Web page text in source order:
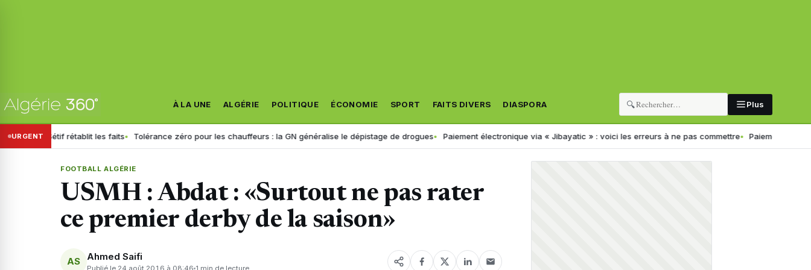
À LA UNE ALGÉRIE POLITIQUE ÉCONOMIE SPORT FAITS DIVERS DIASPORA 🔍 Plus
URGENT
de Sétif rétablit les faits Tolérance zéro pour les chauffeurs : la GN généralise le dépistage de drogues Paiement électronique via « Jibayatic » : voici les erreurs à ne pas commettre Paiement électronique
FOOTBALL ALGÉRIE
USMH : Abdat : «Surtout ne pas rater
ce premier derby de la saison»
AS Ahmed Saifi
Publié le 24 août 2016 à 08:46 1 min de lecture